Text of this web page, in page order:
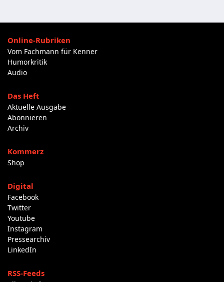
Online-Rubriken
Vom Fachmann für Kenner
Humorkritik
Audio
Das Heft
Aktuelle Ausgabe
Abonnieren
Archiv
Kommerz
Shop
Digital
Facebook
Twitter
Youtube
Instagram
Pressearchiv
LinkedIn
RSS-Feeds